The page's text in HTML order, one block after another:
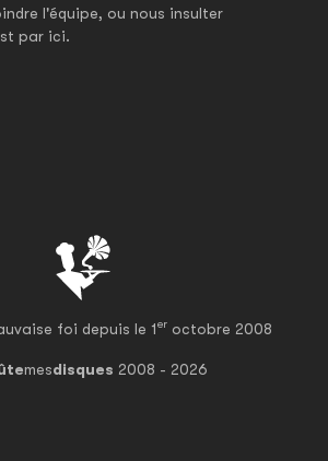
foi depuis le 1er octobre 2008
mesdisques 2008 - 2026
l'équipe, ou nous insulter
par ici.